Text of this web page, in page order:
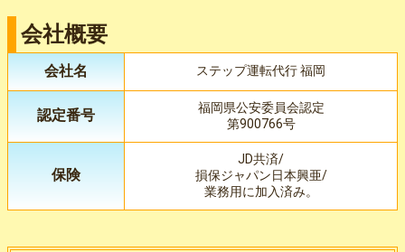
会社概要
会社名 ステップ運転代行 福岡
認定番号
福岡県公安委員会認定
第900766号
保険
JD共済/
損保ジャパン日本興亜/
業務用に加入済み。